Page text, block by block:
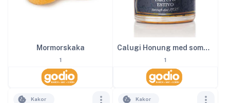
Mormorskaka
1
Calugi Honung med sommartryffel 40 g
1
Kakor Kakor